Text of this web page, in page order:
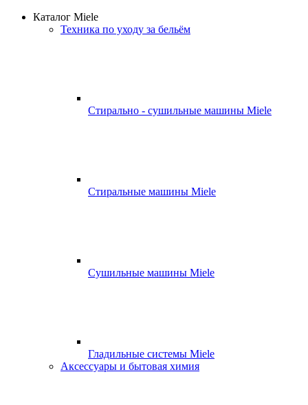
Каталог Miele
Техника по уходу за бельём
Стирально - сушильные машины Miele
Стиральные машины Miele
Сушильные машины Miele
Гладильные системы Miele
Аксессуары и бытовая химия